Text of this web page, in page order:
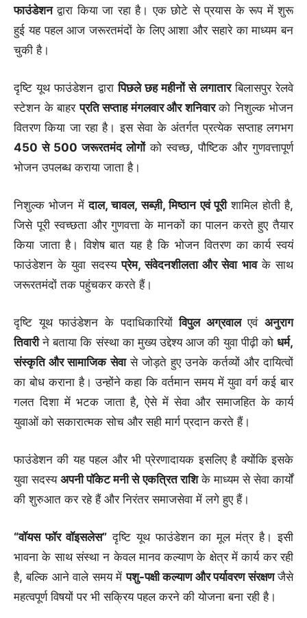
फाउंडेशनद्वारा किया जा रहा है। एक छोटे से प्रयास के रूप में शुरू
हुई यह पहल आज जरूरतमंदों के लिए आशा और सहारे का माध्यम बन
चुकी है।
दृष्टि यूथ फाउंडेशन द्वारापिछले छह महीनों से लगातारबिलासपुर रेलवे
स्टेशन के बाहरप्रति सप्ताह मंगलवार और शनिवारको निशुल्क भोजन
वितरण किया जा रहा है। इस सेवा के अंतर्गत प्रत्येक सप्ताह लगभग
450 से 500 जरूरतमंद लोगोंको स्वच्छ, पौष्टिक और गुणवत्तापूर्ण
भोजन उपलब्ध कराया जाता है।
निशुल्क भोजन मेंदाल, चावल, सब्ज़ी, मिष्ठान एवं पूरीशामिल होती है,
जिसे पूरी स्वच्छता और गुणवत्ता के मानकों का पालन करते हुए तैयार
किया जाता है। विशेष बात यह है कि भोजन वितरण का कार्य स्वयं
फाउंडेशन के युवा सदस्यप्रेम, संवेदनशीलता और सेवा भावके साथ
जरूरतमंदों तक पहुंचकर करते हैं।
दृष्टि यूथ फाउंडेशन के पदाधिकारियोंविपुल अग्रवालएवं अनुराग
तिवारीने बताया कि संस्था का मुख्य उद्देश्य आज की युवा पीढ़ी को धर्म,
संस्कृति और सामाजिक सेवासे जोड़ते हुए उनके कर्तव्यों और दायित्वों
का बोध कराना है। उन्होंने कहा कि वर्तमान समय में युवा वर्ग कई बार
गलत दिशा में भटक जाता है, ऐसे में सेवा और समाजहित के कार्य
युवाओं को सकारात्मक सोच और सही मार्ग प्रदान करते हैं।
फाउंडेशन की यह पहल और भी प्रेरणादायक इसलिए है क्योंकि इसके
युवा सदस्यअपनी पॉकेट मनी से एकत्रित राशिके माध्यम से सेवा कार्यों
की शुरुआत कर रहे हैं और निरंतर समाजसेवा में लगे हुए हैं।
“वॉयस फॉर वॉइसलेस”दृष्टि यूथ फाउंडेशन का मूल मंत्र है। इसी
भावना के साथ संस्था न केवल मानव कल्याण के क्षेत्र में कार्य कर रही
है, बल्कि आने वाले समय मेंपशु-पक्षी कल्याण और पर्यावरण संरक्षणजैसे
महत्वपूर्ण विषयों पर भी सक्रिय पहल करने की योजना बना रही है।